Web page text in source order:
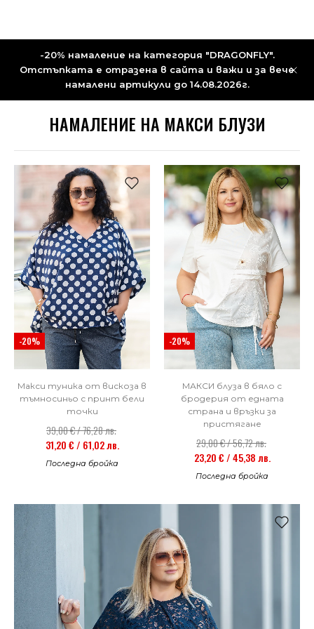
-20% намаление на категория "DRAGONFLY".
Отстъпката е отразена в сайта и важи и за вече
намалени артикули до 14.08.2026г.
НАМАЛЕНИЕ НА MАКСИ БЛУЗИ
-20%
Макси туника от вискоза в
тъмносиньо с принт бели
точки
39,00 € / 76,28 лв.
31,20 € / 61,02 лв.
Последна бройка
-20%
МАКСИ блуза в бяло с
бродерия от едната
страна и връзки за
пристягане
29,00 € / 56,72 лв.
23,20 € / 45,38 лв.
Последна бройка